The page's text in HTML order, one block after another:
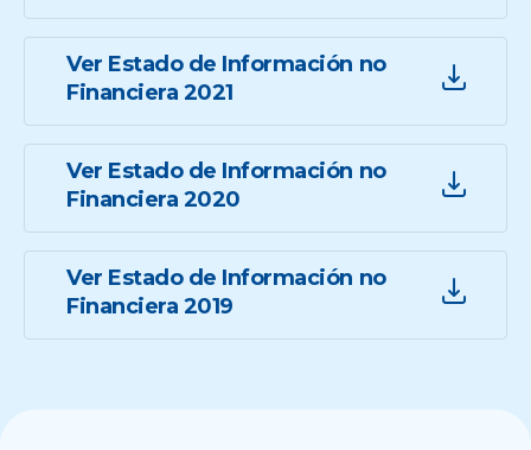
Ver Estado de Información no
Financiera 2021
Ver Estado de Información no
Financiera 2020
Ver Estado de Información no
Financiera 2019